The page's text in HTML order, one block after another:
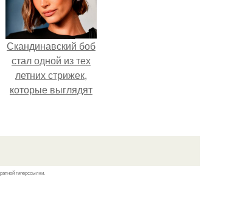
Скандинавский боб
стал одной из тех
летних стрижек,
которые выглядят
гиперссылки.